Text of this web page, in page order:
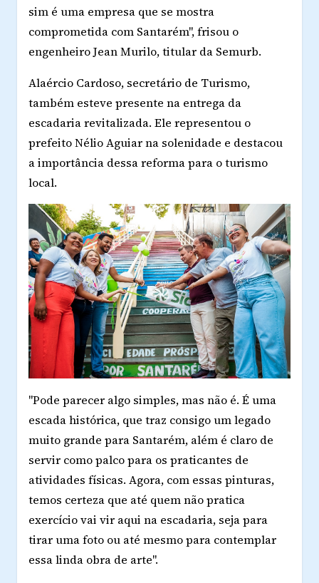
sim é uma empresa que se mostra
comprometida com Santarém", frisou o
engenheiro Jean Murilo, titular da Semurb.
Alaércio Cardoso, secretário de Turismo,
também esteve presente na entrega da
escadaria revitalizada. Ele representou o
prefeito Nélio Aguiar na solenidade e destacou
a importância dessa reforma para o turismo
local.
"Pode parecer algo simples, mas não é. É uma
escada histórica, que traz consigo um legado
muito grande para Santarém, além é claro de
servir como palco para os praticantes de
atividades físicas. Agora, com essas pinturas,
temos certeza que até quem não pratica
exercício vai vir aqui na escadaria, seja para
tirar uma foto ou até mesmo para contemplar
essa linda obra de arte".